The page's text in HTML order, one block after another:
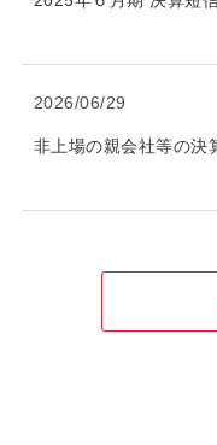
2026/06/29
非上場の親会社等の決